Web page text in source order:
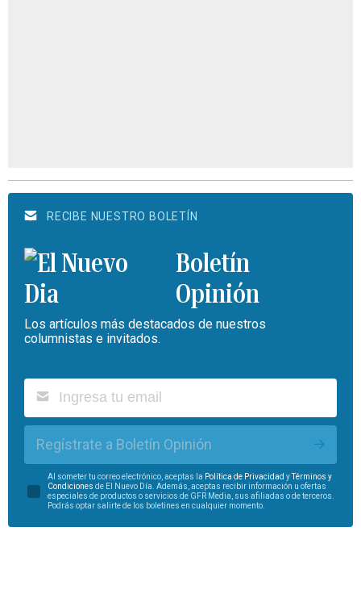
RECIBE NUESTRO BOLETÍN
Boletín
Opinión
Los artículos más destacados de nuestros
columnistas e invitados.
Regístrate a Boletín Opinión
Al someter tu correo electrónico, aceptas la Política de Privacidad yTérminos y
Condiciones de El Nuevo Día. Además, aceptas recibir información u ofertas
especiales de productos o servicios de GFR Media, sus afiliadas o de terceros.
Podrás optar salirte de los boletines en cualquier momento.